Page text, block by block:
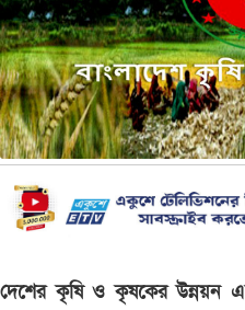
দেশের কৃষি ও কৃষকের উন্নয়ন